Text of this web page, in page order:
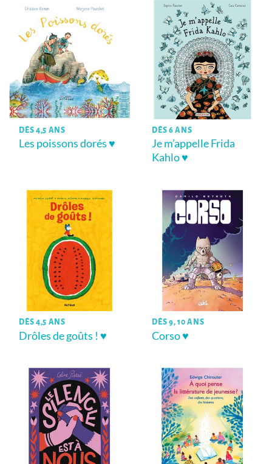
DÈS 4,5 ANS
Les poissons dorés ♥
DÈS 6 ANS
Je m’appelle Frida
Kahlo ♥
DÈS 4,5 ANS
Drôles de goûts ! ♥
DÈS 9, 10 ANS
Corso ♥